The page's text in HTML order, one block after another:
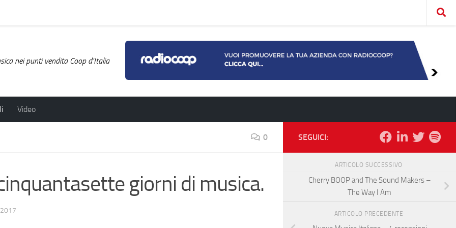
nei punti vendita Coop d'Italia
Video
0
giorni di musica.
SEGUICI:
ARTICOLO SUCCESSIVO
Cherry BOOP and The Sound Makers –
The Way I Am
ARTICOLO PRECEDENTE